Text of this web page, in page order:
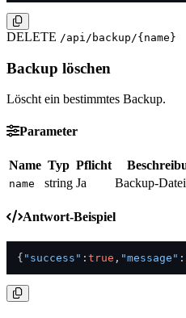
DELETE /api/backup/{name}
Backup löschen
Löscht ein bestimmtes Backup.
Parameter
Name Typ Pflicht
name string Ja Backup-
Antwort-Beispiel
{ "success" : true , "message" :